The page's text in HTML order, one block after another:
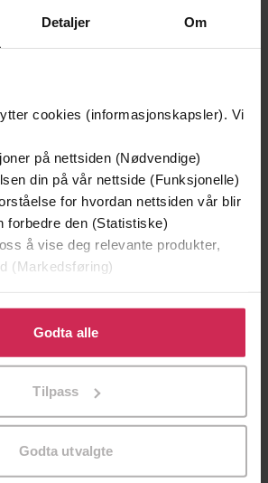
Detaljer Om
cookies (informasjonskapsler). Vi
på nettsiden (Nødvendige)
din på vår nettside (Funksjonelle)
for hvordan nettsiden vår blir
forbedre den (Statistiske)
å vise deg relevante produkter,
(Markedsføring)
for å gi oss ditt samtykke til å
disse formålene. Du kan også
til spesifikke formål ved å klikke
Godta alle
Tilpass
Godta utvalgte
Hvitekrist